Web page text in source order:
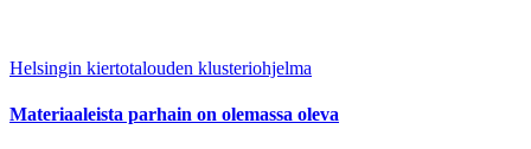
Helsingin kiertotalouden klusteriohjelma
Materiaaleista parhain on olemassa oleva